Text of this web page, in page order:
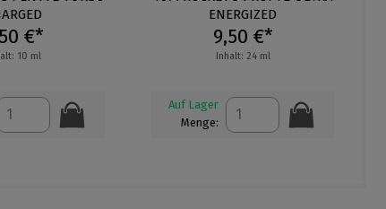
€*
10 ml
ENERGIZED
9,50 €*
Inhalt: 24 ml
Auf Lager
Menge: